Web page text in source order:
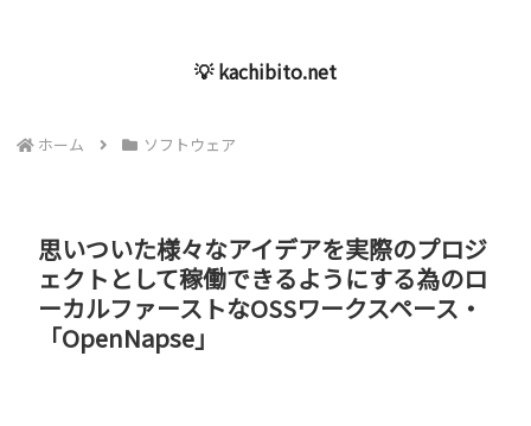
💡 kachibito.net
ホーム ソフトウェア
思いついた様々なアイデアを実際のプロジ
ェクトとして稼働できるようにする為のロ
ーカルファーストなOSSワークスペース・
「OpenNapse」